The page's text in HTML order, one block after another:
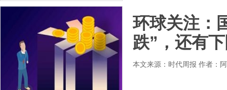
环球关注：
跌”，还有
本文来源：时代周报 作者：